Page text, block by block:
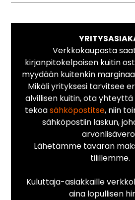
Verkkokaupasta
kirjanpitokelpoisen kuitin
myydään kuitenkin
Mikäli yrityksesi tarvitsee
alvillisen kuitin, ota
tekoasähköpostitse, niin
sähköpostiin laskun,
Lähetämme tavaran
tilillemme.
Kuluttaja-asiakkaille
aina lopullisen